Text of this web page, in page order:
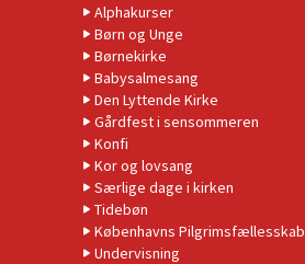
Alphakurser
Børn og Unge
Børnekirke
Babysalmesang
Den Lyttende Kirke
Gårdfest i sensommeren
Konfi
Kor og lovsang
Særlige dage i kirken
Tidebøn
Københavns Pilgrimsfællesskab
Undervisning